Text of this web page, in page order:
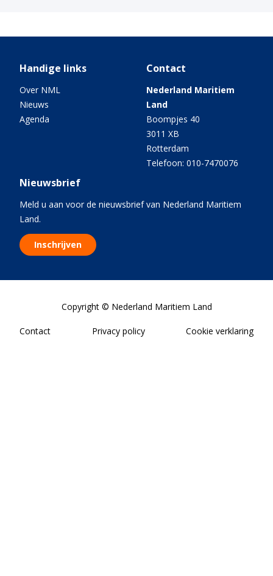
Handige links
Over NML
Nieuws
Agenda
Contact
Nederland Maritiem
Land
Boompjes 40
3011 XB
Rotterdam
Telefoon: 010-7470076
Nieuwsbrief
Meld u aan voor de nieuwsbrief van Nederland Maritiem
Land.
Inschrijven
Copyright © Nederland Maritiem Land
Contact Privacy policy Cookie verklaring